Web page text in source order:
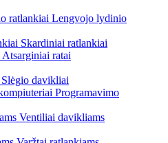
Lengvojo lydinio
Skardiniai ratlankiai
Atsarginiai ratai
Slėgio davikliai
Programavimo
Ventiliai davikliams